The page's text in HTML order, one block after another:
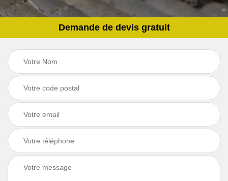
Demande de devis gratuit